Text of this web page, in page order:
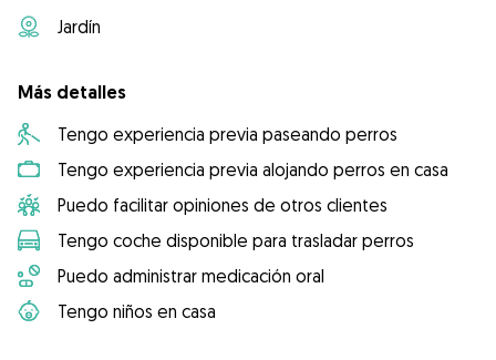
Jardín
Más detalles
Tengo experiencia previa paseando perros
Tengo experiencia previa alojando perros en casa
Puedo facilitar opiniones de otros clientes
Tengo coche disponible para trasladar perros
Puedo administrar medicación oral
Tengo niños en casa